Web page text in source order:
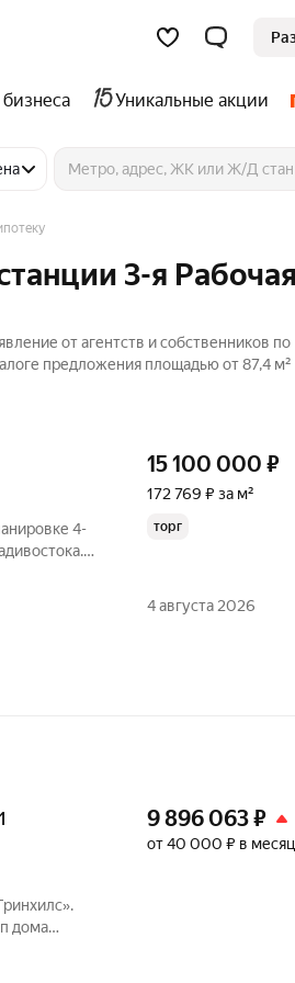
Уникальные акции
3-я
от агентств и собственников
предложения площадью от 87,4 м²
4-
15 100 000 ₽
172 769 ₽ за м²
торг
4 августа 2026
9 896 063₽
от 40 000 ₽ в месяц